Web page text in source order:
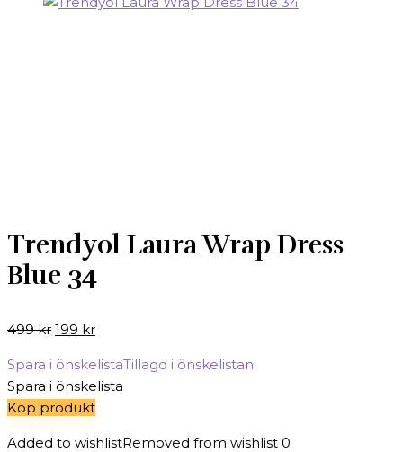
Trendyol Laura Wrap Dress
Blue 34
499kr Det
priset
var:
499 kr.
199 krDet
priset
är:
199 kr.
Spara i önskelistaTillagd i önskelistan
Spara i önskelista
Köp produkt
Added to wishlistRemoved from wishlist 0